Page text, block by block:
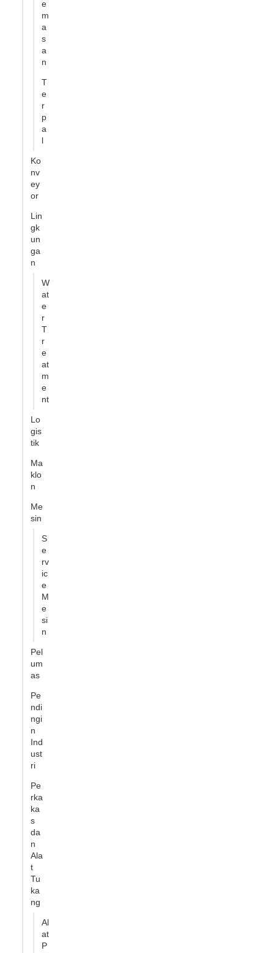
e
m
a
s
a
n
T
e
r
p
a
l
Ko
nv
ey
or
Lin
gk
un
ga
n
W
at
e
r
T
r
e
at
m
e
nt
Lo
gis
tik
Ma
klo
n
Me
sin
S
e
rv
ic
e
M
e
si
n
Pel
um
as
Pe
ndi
ngi
n
Ind
ust
ri
Pe
rka
ka
s
da
n
Ala
t
Tu
ka
ng
Al
at
P